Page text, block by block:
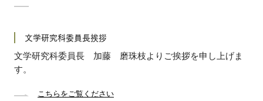
文学研究科委員長挨拶
文学研究科委員長 加藤 磨珠枝よりご挨拶を申し上げま
す。
こちらをご覧ください